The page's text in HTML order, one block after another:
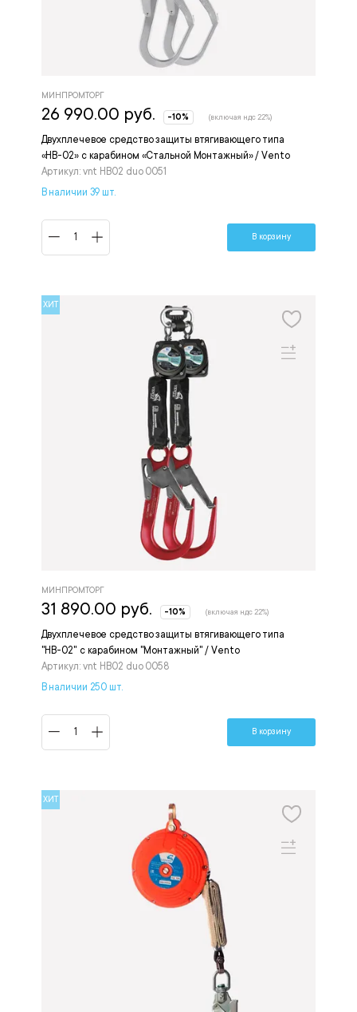
Двухплечевое средство защиты втягивающего типа
«НВ-02» с карабином «Стальной Монтажный» / Vento
Артикул: vnt НВ02 duo 0051
МИНПРОМТОРГ
26 990.00 руб. -10% (включая ндс 22%)
В наличии 39 шт.
В корзину
ХИТ
Двухплечевое средство защиты втягивающего типа
"НВ-02" с карабином "Монтажный" / Vento
Артикул: vnt НВ02 duo 0058
МИНПРОМТОРГ
31 890.00 руб. -10% (включая ндс 22%)
В наличии 250 шт.
В корзину
ХИТ